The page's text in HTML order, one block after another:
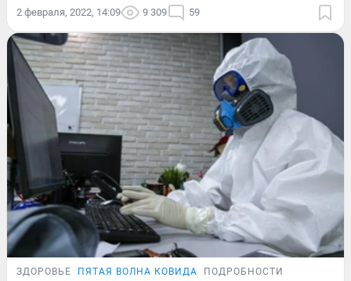
2 февраля, 2022, 14:09 9 309 59
ЗДОРОВЬЕ ПЯТАЯ ВОЛНА КОВИДА ПОДРОБНОСТИ